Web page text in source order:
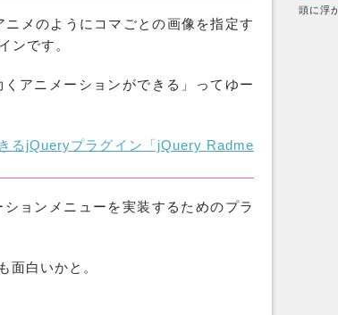
メのようにコマごとの画像を指定す
ンです。
アニメーションができる」ってゆー
るjQueryプラグイン「jQuery Radme
ョンメニューを実装するためのプラ
白いかと。
頭に浮